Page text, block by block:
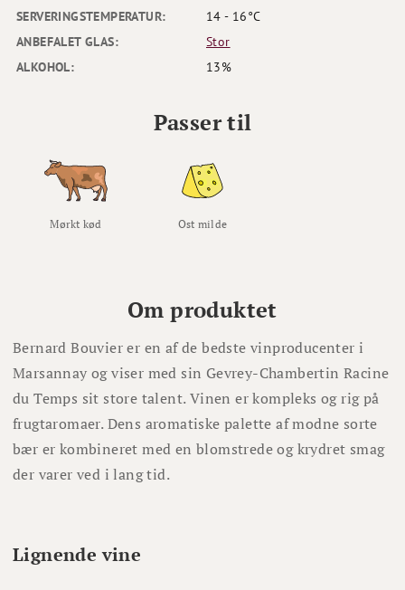
SERVERINGSTEMPERATUR:
14 - 16°C
ANBEFALET GLAS:
Stor
ALKOHOL:
13%
Passer til
Mørkt kød Ost milde
Om produktet
Bernard Bouvier er en af de bedste vinproducenter i
Marsannay og viser med sin Gevrey-Chambertin Racine
du Temps sit store talent. Vinen er kompleks og rig på
frugtaromaer. Dens aromatiske palette af modne sorte
bær er kombineret med en blomstrede og krydret smag
der varer ved i lang tid.
Lignende vine